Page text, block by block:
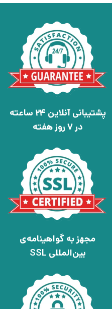
پشتیبانی آنلاین 24 ساعته
در 7 روز هفته
مجهز به گواهینامه‌ی
بین‌المللی SSL